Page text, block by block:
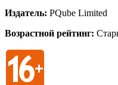
Издатель: PQube Limited
Возрастной рейтинг: